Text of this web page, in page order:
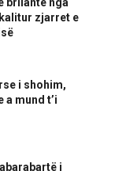
zjarret e
i shohim,
a mund t’i
i